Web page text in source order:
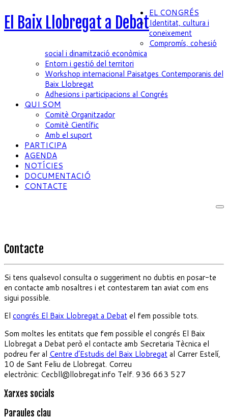
El Baix Llobregat a Debat
EL CONGRÉS
Identitat, cultura i
coneixement
Compromís, cohesió
social i dinamització econòmica
Entorn i gestió del territori
Workshop internacional Paisatges Contemporanis del
Baix Llobregat
Adhesions i participacions al Congrés
QUI SOM
Comitè Organitzador
Comitè Científic
Amb el suport
PARTICIPA
AGENDA
NOTÍCIES
DOCUMENTACIÓ
CONTACTE
Contacte
Si tens qualsevol consulta o suggeriment no dubtis en posar-te
en contacte amb nosaltres i et contestarem tan aviat com ens
sigui possible.
El congrés El Baix Llobregat a Debatel fem possible tots.
Som moltes les entitats que fem possible el congrés El Baix
Llobregat a Debat però el contacte amb Secretaria Tècnica el
podreu fer al Centre d’Estudis del Baix Llobregatal Carrer Estelí,
10 de Sant Feliu de Llobregat. Correu
electrònic: Cecbll@llobregat.info Telf. 936 663 527
Xarxes socials
Paraules clau